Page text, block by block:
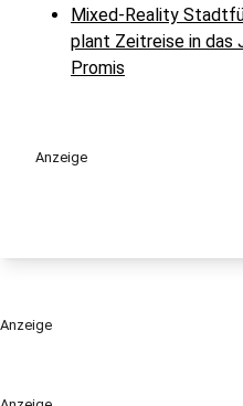
Mixed-Reality
plant Zeitreise in das
Promis
Anzeige
Anzeige